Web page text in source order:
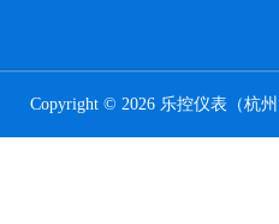
Copyright © 2026 乐控仪表（杭